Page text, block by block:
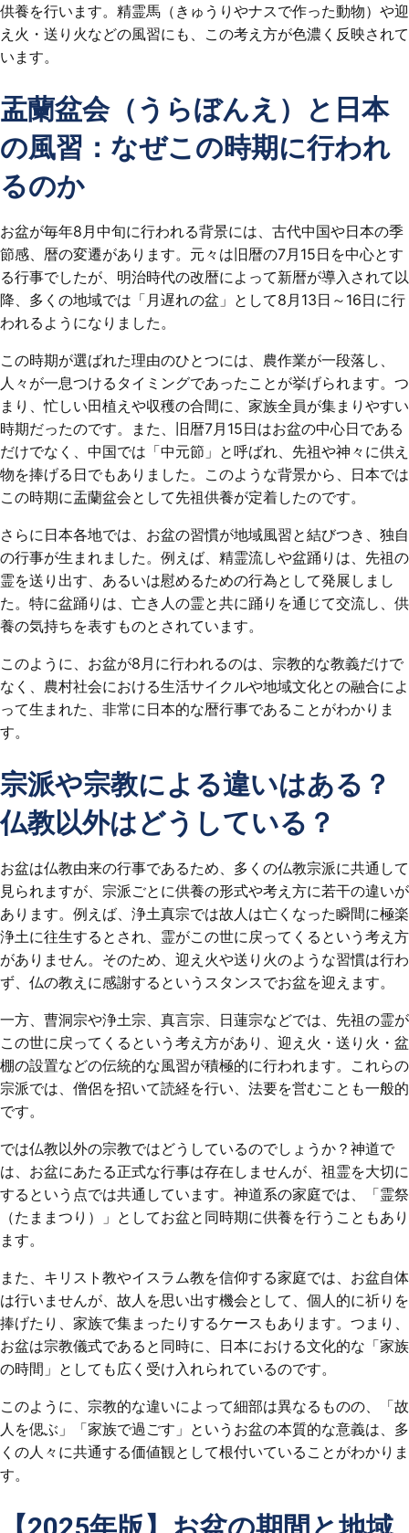
供養を行います。精霊馬（きゅうりやナスで作った動物）や迎
え火・送り火などの風習にも、この考え方が色濃く反映されて
います。
盂蘭盆会（うらぼんえ）と日本
の風習：なぜこの時期に行われ
るのか
お盆が毎年8月中旬に行われる背景には、古代中国や日本の季
節感、暦の変遷があります。元々は旧暦の7月15日を中心とす
る行事でしたが、明治時代の改暦によって新暦が導入されて以
降、多くの地域では「月遅れの盆」として8月13日～16日に行
われるようになりました。
この時期が選ばれた理由のひとつには、農作業が一段落し、
人々が一息つけるタイミングであったことが挙げられます。つ
まり、忙しい田植えや収穫の合間に、家族全員が集まりやすい
時期だったのです。また、旧暦7月15日はお盆の中心日である
だけでなく、中国では「中元節」と呼ばれ、先祖や神々に供え
物を捧げる日でもありました。このような背景から、日本では
この時期に盂蘭盆会として先祖供養が定着したのです。
さらに日本各地では、お盆の習慣が地域風習と結びつき、独自
の行事が生まれました。例えば、精霊流しや盆踊りは、先祖の
霊を送り出す、あるいは慰めるための行為として発展しまし
た。特に盆踊りは、亡き人の霊と共に踊りを通じて交流し、供
養の気持ちを表すものとされています。
このように、お盆が8月に行われるのは、宗教的な教義だけで
なく、農村社会における生活サイクルや地域文化との融合によ
って生まれた、非常に日本的な暦行事であることがわかりま
す。
宗派や宗教による違いはある？
仏教以外はどうしている？
お盆は仏教由来の行事であるため、多くの仏教宗派に共通して
見られますが、宗派ごとに供養の形式や考え方に若干の違いが
あります。例えば、浄土真宗では故人は亡くなった瞬間に極楽
浄土に往生するとされ、霊がこの世に戻ってくるという考え方
がありません。そのため、迎え火や送り火のような習慣は行わ
ず、仏の教えに感謝するというスタンスでお盆を迎えます。
一方、曹洞宗や浄土宗、真言宗、日蓮宗などでは、先祖の霊が
この世に戻ってくるという考え方があり、迎え火・送り火・盆
棚の設置などの伝統的な風習が積極的に行われます。これらの
宗派では、僧侶を招いて読経を行い、法要を営むことも一般的
です。
では仏教以外の宗教ではどうしているのでしょうか？神道で
は、お盆にあたる正式な行事は存在しませんが、祖霊を大切に
するという点では共通しています。神道系の家庭では、「霊祭
（たままつり）」としてお盆と同時期に供養を行うこともあり
ます。
また、キリスト教やイスラム教を信仰する家庭では、お盆自体
は行いませんが、故人を思い出す機会として、個人的に祈りを
捧げたり、家族で集まったりするケースもあります。つまり、
お盆は宗教儀式であると同時に、日本における文化的な「家族
の時間」としても広く受け入れられているのです。
このように、宗教的な違いによって細部は異なるものの、「故
人を偲ぶ」「家族で過ごす」というお盆の本質的な意義は、多
くの人々に共通する価値観として根付いていることがわかりま
す。